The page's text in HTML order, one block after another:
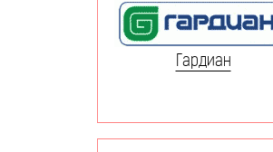
Гардиан